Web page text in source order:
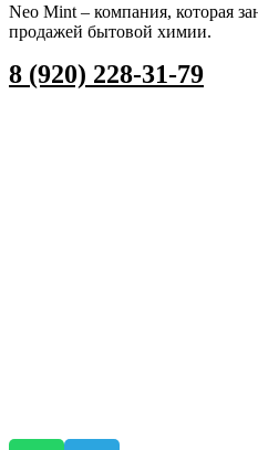
Neo Mint – компания, которая
продажей бытовой химии.
8 (920) 228-31-79